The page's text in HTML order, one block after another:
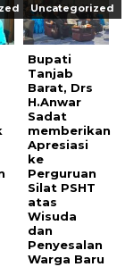
Uncategorized
Bupati
Tanjab
Barat, Drs
H.Anwar
Sadat
memberikan
Apresiasi
ke
Perguruan
Silat PSHT
atas
Wisuda
dan
Penyesalan
Warga Baru